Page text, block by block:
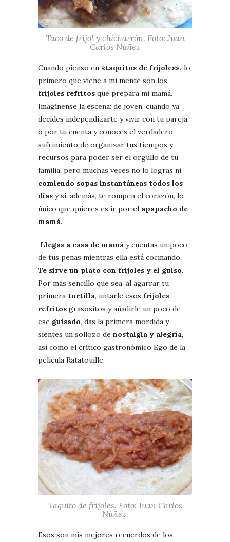
Taco de frijol y chicharrón. Foto: Juan
Carlos Núñez
Cuando pienso en «taquitos de frijoles», lo
primero que viene a mi mente son los
frijoles refritos que prepara mi mamá.
Imagínense la escena: de joven, cuando ya
decides independizarte y vivir con tu pareja
o por tu cuenta y conoces el verdadero
sufrimiento de organizar tus tiempos y
recursos para poder ser el orgullo de tu
familia, pero muchas veces no lo logras ni
comiendo sopas instantáneas todos los
días y si, además, te rompen el corazón, lo
único que quieres es ir por el apapacho de
mamá.
Llegas a casa de mamá y cuentas un poco
de tus penas mientras ella está cocinando.
Te sirve un plato con frijoles y el guiso.
Por más sencillo que sea, al agarrar tu
primera tortilla, untarle esos frijoles
refritos grasositos y añadirle un poco de
ese guisado, das la primera mordida y
sientes un sollozo de nostalgia y alegría,
así como el crítico gastronómico Ego de la
película Ratatouille.
Taquito de frijoles. Foto: Juan Carlos
Núñez.
Esos son mis mejores recuerdos de los